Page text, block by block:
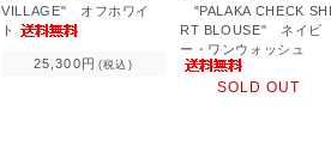
VILLAGE" オフホワイ
ト
25,300円 (税込)
"PALAKA CHECK SHI
RT BLOUSE" ネイビ
ー・ワンウォッシュ
SOLD OUT